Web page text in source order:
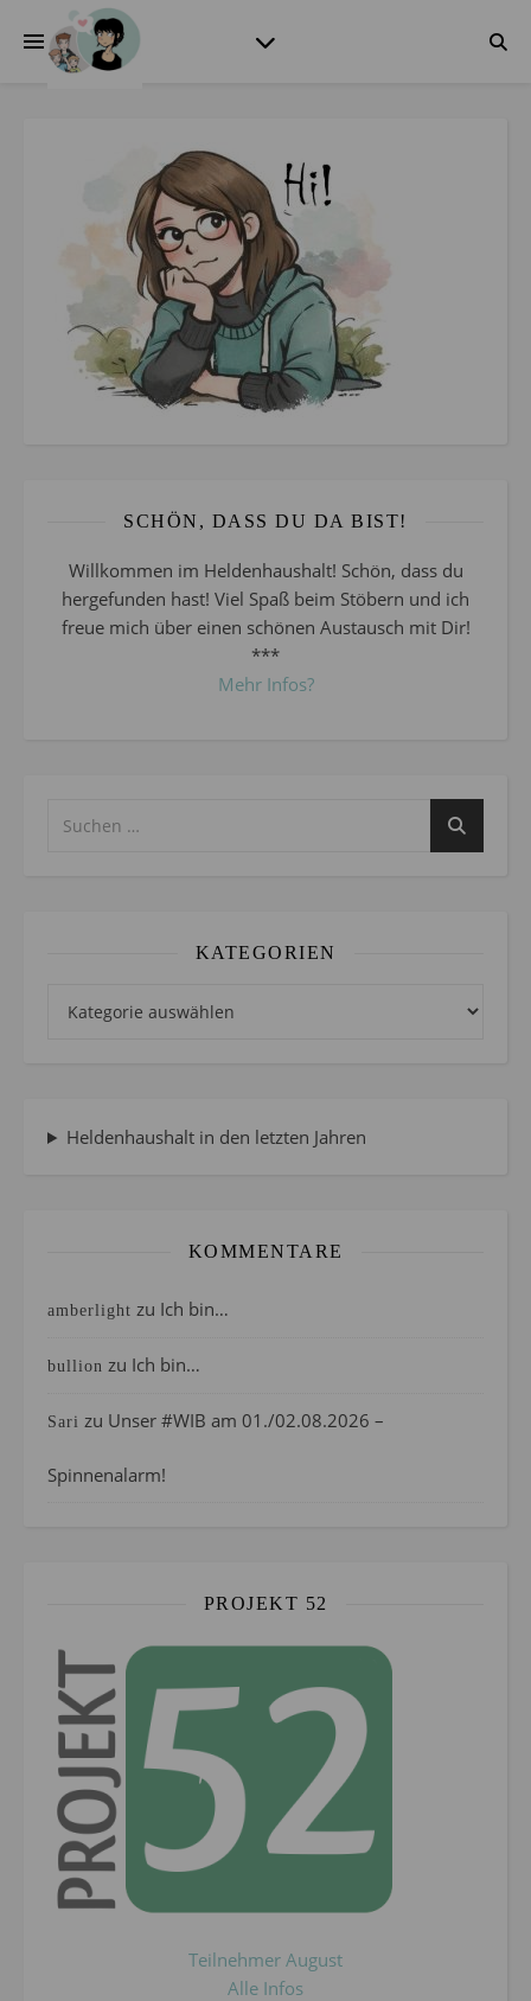
SCHÖN, DASS DU DA BIST!
Willkommen im Heldenhaushalt! Schön, dass du
hergefunden hast! Viel Spaß beim Stöbern und ich
freue mich über einen schönen Austausch mit Dir!
***
Mehr Infos?
KATEGORIEN
Heldenhaushalt in den letzten Jahren
KOMMENTARE
amberlight zu Ich bin…
bullion zu Ich bin…
Sari zu Unser #WIB am 01./02.08.2026 –
Spinnenalarm!
PROJEKT 52
Teilnehmer August
Alle Infos